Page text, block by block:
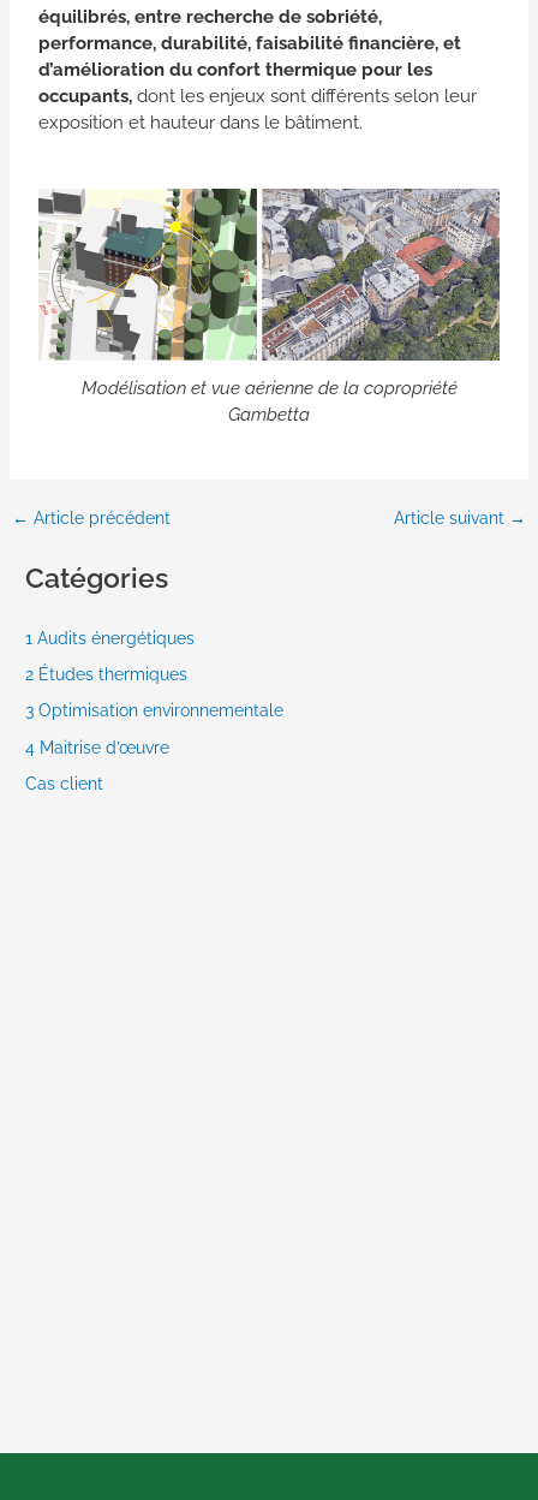
équilibrés, entre recherche de sobriété,
performance, durabilité, faisabilité financière, et
d’amélioration du confort thermique pour les
occupants,dont les enjeux sont différents selon leur
exposition et hauteur dans le bâtiment.
Modélisation et vue aérienne de la copropriété
Gambetta
← Article précédent Article suivant →
Catégories
1 Audits énergétiques
2 Études thermiques
3 Optimisation environnementale
4 Maitrise d’œuvre
Cas client